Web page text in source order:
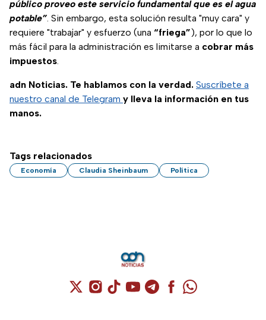
público proveo este servicio fundamental que es el agua
potable”. Sin embargo, esta solución resulta "muy cara" y
requiere "trabajar" y esfuerzo (una “friega”), por lo que lo
más fácil para la administración es limitarse a cobrar más
impuestos.
adn Noticias. Te hablamos con la verdad. Suscríbete a
nuestro canal de Telegram y lleva la información en tus
manos.
Tags relacionados
Economía Claudia Sheinbaum Política
Cuenta de X / Twitter (se abre en una
Cuenta de Instagram (se abre en una
Cuenta de TikTok (se abre en
Cuenta de YouTube (se abre
Cuenta de Telegram (se
Cuenta de
Cuenta de